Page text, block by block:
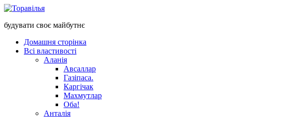
будувати своє майбутнє
Домашня сторінка
Всі властивості
Аланія
Авсаллар
Газіпаса.
Каргічак
Махмутлар
Оба!
Анталія